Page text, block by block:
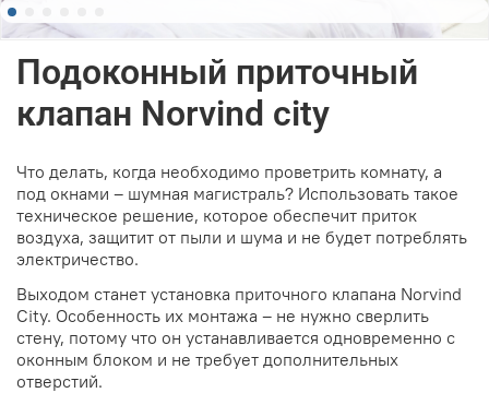
Подоконный приточный
клапан Norvind city
Что делать, когда необходимо проветрить комнату, а
под окнами – шумная магистраль? Использовать такое
техническое решение, которое обеспечит приток
воздуха, защитит от пыли и шума и не будет потреблять
электричество.
Выходом станет установка приточного клапана Norvind
City. Особенность их монтажа – не нужно сверлить
стену, потому что он устанавливается одновременно с
оконным блоком и не требует дополнительных
отверстий.